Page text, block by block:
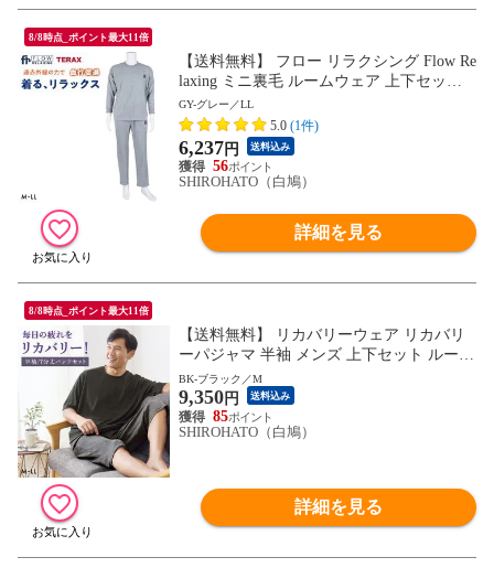
8/8時点_ポイント最大11倍
【送料無料】 フロー リラクシング Flow Re
laxing ミニ裏毛 ルームウェア 上下セット
メンズ 血行促進 セットアップ テラックス
パジャマ
GY-グレー／LL
5.0 (1件)
6,237円 送料込み
56
SHIROHATO（白鳩）
詳細を見る
8/8時点_ポイント最大11倍
【送料無料】 リカバリーウェア リカバリ
ーパジャマ 半袖 メンズ 上下セット ルーム
ウェア パジャマ リカバリーケア 7分丈パ
ンツ 疲労回復 セルヴァン 一般医療機器
BK-ブラック／M
9,350円 送料込み
85
SHIROHATO（白鳩）
詳細を見る